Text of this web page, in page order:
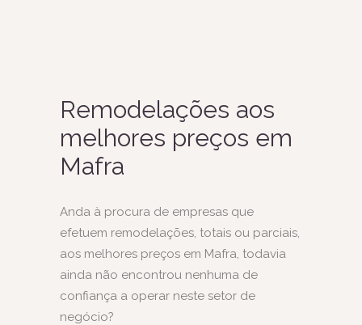
Remodelações aos
melhores preços em
Mafra
Anda à procura de empresas que
efetuem remodelações, totais ou parciais,
aos melhores preços em Mafra, todavia
ainda não encontrou nenhuma de
confiança a operar neste setor de
negócio?